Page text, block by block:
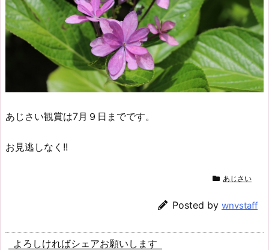
あじさい観賞は7月９日までです。
お見逃しなく!!
あじさい
Posted by wnvstaff
よろしければシェアお願いします